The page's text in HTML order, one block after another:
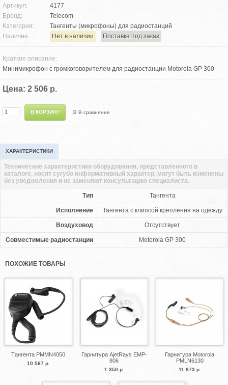
Артикул:
4177
Бренд:
Telecom
Категория:
Тангенты (микрофоны) для радиостанций
Наличие:
Нет в наличии Поставка под заказ
Краткое описание:
Минимикрофон с громкоговорителем для радиостанции Motorola GP 300
Цена: 2 506 р.
В сравнение
ХАРАКТЕРИСТИКИ
Тип Тангента
Исполнение Тангента с клипсой крепления на одежду
Воздуховод Отсутствует
Совместимые радиостанции Motorola GP 300
Технические характеристики оборудования, представленного в
каталоге, носят сугубо информативный характер, могут быть изменены
без уведомления и не заменяют консультацию специалиста.
ПОХОЖИЕ ТОВАРЫ
Тангента PMMN4050
10 567 р.
Гарнитура AjetRays EMP-
806
1 350 р.
Гарнитура Motorola
PMLN6130
11 873 р.